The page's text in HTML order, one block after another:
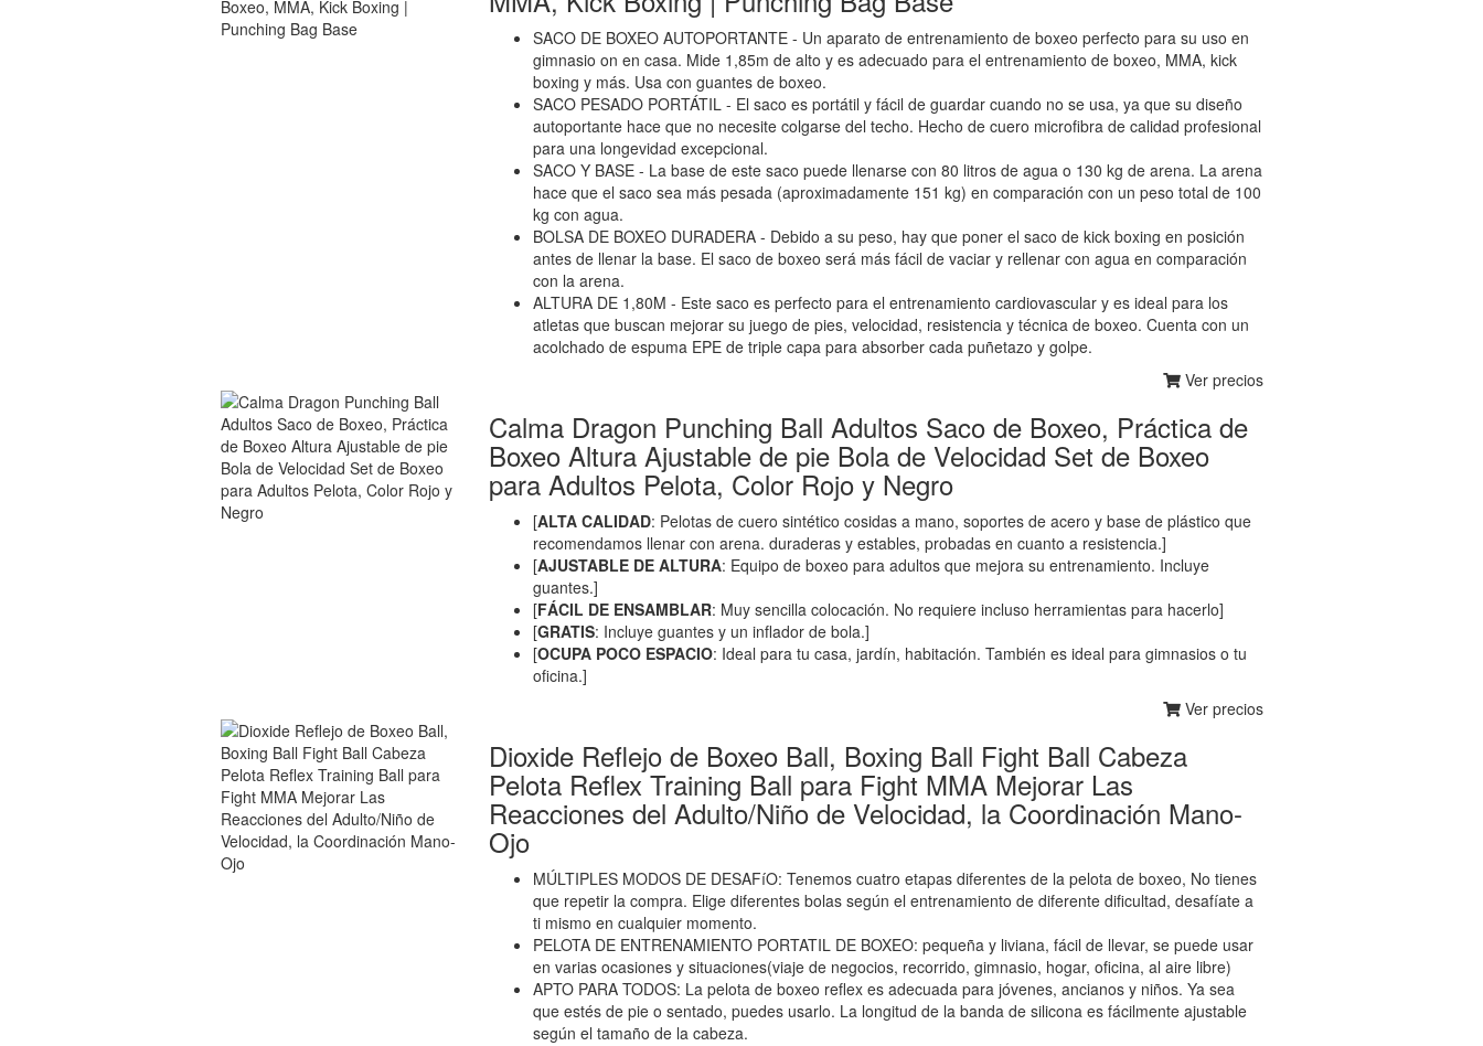
SACO DE BOXEO AUTOPORTANTE - Un aparato de entrenamiento de boxeo perfecto para su uso en
gimnasio on en casa. Mide 1,85m de alto y es adecuado para el entrenamiento de boxeo, MMA, kick
boxing y más. Usa con guantes de boxeo.
SACO PESADO PORTÁTIL - El saco es portátil y fácil de guardar cuando no se usa, ya que su diseño
autoportante hace que no necesite colgarse del techo. Hecho de cuero microfibra de calidad profesional
para una longevidad excepcional.
SACO Y BASE - La base de este saco puede llenarse con 80 litros de agua o 130 kg de arena. La arena
hace que el saco sea más pesada (aproximadamente 151 kg) en comparación con un peso total de 100
kg con agua.
BOLSA DE BOXEO DURADERA - Debido a su peso, hay que poner el saco de kick boxing en posición
antes de llenar la base. El saco de boxeo será más fácil de vaciar y rellenar con agua en comparación
con la arena.
ALTURA DE 1,80M - Este saco es perfecto para el entrenamiento cardiovascular y es ideal para los
atletas que buscan mejorar su juego de pies, velocidad, resistencia y técnica de boxeo. Cuenta con un
acolchado de espuma EPE de triple capa para absorber cada puñetazo y golpe.
Ver precios
Calma Dragon Punching Ball Adultos Saco de Boxeo, Práctica de
Boxeo Altura Ajustable de pie Bola de Velocidad Set de Boxeo
para Adultos Pelota, Color Rojo y Negro
[ALTA CALIDAD: Pelotas de cuero sintético cosidas a mano, soportes de acero y base de plástico que
recomendamos llenar con arena. duraderas y estables, probadas en cuanto a resistencia.]
[AJUSTABLE DE ALTURA: Equipo de boxeo para adultos que mejora su entrenamiento. Incluye
guantes.]
[FÁCIL DE ENSAMBLAR: Muy sencilla colocación. No requiere incluso herramientas para hacerlo]
[GRATIS: Incluye guantes y un inflador de bola.]
[OCUPA POCO ESPACIO: Ideal para tu casa, jardín, habitación. También es ideal para gimnasios o tu
oficina.]
Ver precios
Dioxide Reflejo de Boxeo Ball, Boxing Ball Fight Ball Cabeza
Pelota Reflex Training Ball para Fight MMA Mejorar Las
Reacciones del Adulto/Niño de Velocidad, la Coordinación Mano-
Ojo
MÚLTIPLES MODOS DE DESAFíO: Tenemos cuatro etapas diferentes de la pelota de boxeo, No tienes
que repetir la compra. Elige diferentes bolas según el entrenamiento de diferente dificultad, desafíate a
ti mismo en cualquier momento.
PELOTA DE ENTRENAMIENTO PORTATIL DE BOXEO: pequeña y liviana, fácil de llevar, se puede usar
en varias ocasiones y situaciones(viaje de negocios, recorrido, gimnasio, hogar, oficina, al aire libre)
APTO PARA TODOS: La pelota de boxeo reflex es adecuada para jóvenes, ancianos y niños. Ya sea
que estés de pie o sentado, puedes usarlo. La longitud de la banda de silicona es fácilmente ajustable
según el tamaño de la cabeza.